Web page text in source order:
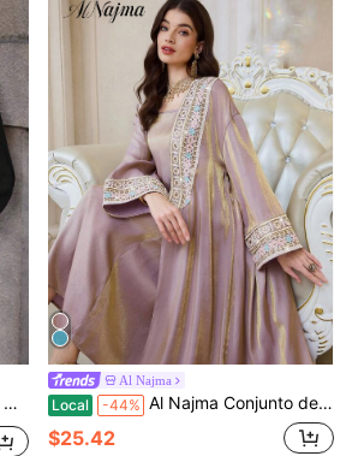
Al Najma
Local -44% Al Najma Conjunto de vestido de camisola y túnica árabe elegante para mujer con ribete de cinta y mangas largas
$25.42